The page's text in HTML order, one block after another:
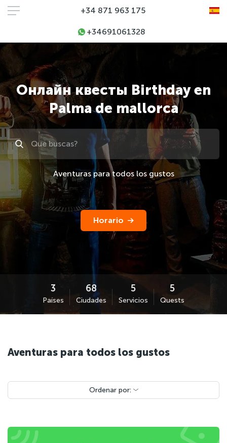
+34 871 963 175
+34691061328
Онлайн квесты Birthday en
Palma de mallorca
Поиск
Aventuras para todos los gustos
Horario
Países Ciudades Servicios Quests
Aventuras para todos los gustos
Ordenar por: